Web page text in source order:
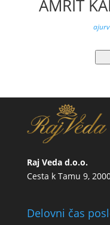
AMRIT
Raj Veda d.o.o.
Cesta k Tamu 9,
Delovni čas